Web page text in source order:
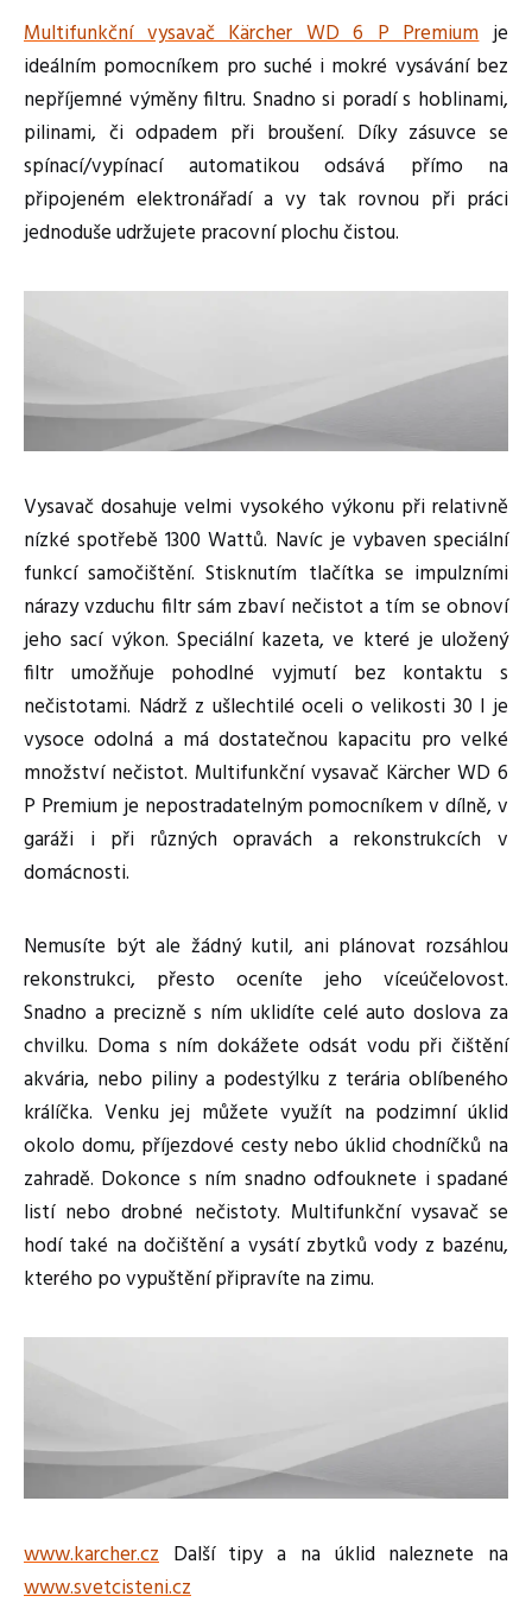
Multifunkční vysavač Kärcher WD 6 P Premiumje
ideálním pomocníkem pro suché i mokré vysávání bez
nepříjemné výměny filtru. Snadno si poradí s hoblinami,
pilinami, či odpadem při broušení. Díky zásuvce se
spínací/vypínací automatikou odsává přímo na
připojeném elektronářadí a vy tak rovnou při práci
jednoduše udržujete pracovní plochu čistou.
Vysavač dosahuje velmi vysokého výkonu při relativně
nízké spotřebě 1300 Wattů. Navíc je vybaven speciální
funkcí samočištění. Stisknutím tlačítka se impulzními
nárazy vzduchu filtr sám zbaví nečistot a tím se obnoví
jeho sací výkon. Speciální kazeta, ve které je uložený
filtr umožňuje pohodlné vyjmutí bez kontaktu s
nečistotami. Nádrž z ušlechtilé oceli o velikosti 30 l je
vysoce odolná a má dostatečnou kapacitu pro velké
množství nečistot. Multifunkční vysavač Kärcher WD 6
P Premium je nepostradatelným pomocníkem v dílně, v
garáži i při různých opravách a rekonstrukcích v
domácnosti.
Nemusíte být ale žádný kutil, ani plánovat rozsáhlou
rekonstrukci, přesto oceníte jeho víceúčelovost.
Snadno a precizně s ním uklidíte celé auto doslova za
chvilku. Doma s ním dokážete odsát vodu při čištění
akvária, nebo piliny a podestýlku z terária oblíbeného
králíčka. Venku jej můžete využít na podzimní úklid
okolo domu, příjezdové cesty nebo úklid chodníčků na
zahradě. Dokonce s ním snadno odfouknete i spadané
listí nebo drobné nečistoty. Multifunkční vysavač se
hodí také na dočištění a vysátí zbytků vody z bazénu,
kterého po vypuštění připravíte na zimu.
www.karcher.cz Další tipy a na úklid naleznete na
www.svetcisteni.cz